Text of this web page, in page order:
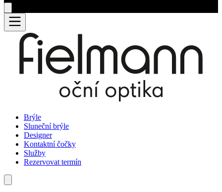
Brýle
Sluneční brýle
Designer
Kontaktní čočky
Služby
Rezervovat termín